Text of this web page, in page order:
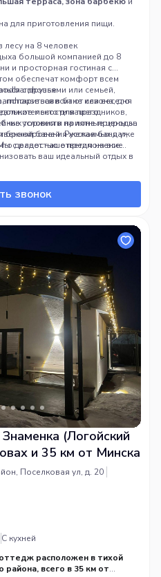
для приготовления пищи.
на 8 человек
большой компанией до 8
и просторная гостиная с
обеспечат комфорт всем
с друзьями или семьей,
попариться в бане или весело
место для праздников,
торжеств на лоне природы.
зависит от сезона, дня
вашего
условия и приятные цены за
баней. Русская баня уже
делает наше предложение
бронирования желаемых дат,
с радостью ответим на все
ваш идеальный отдых в
энергией среди леса.
звонок
(Логойский
и 35 км от Минска
Поселковая ул, д. 20
С кухней
расположен в тихой
всего в 35 км от